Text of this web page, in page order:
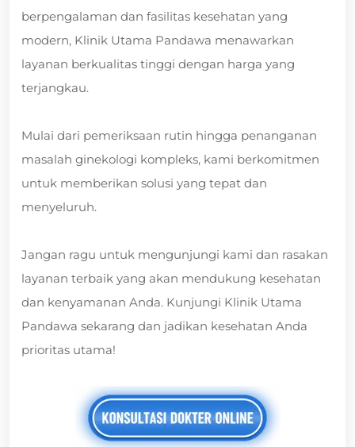
berpengalaman dan fasilitas kesehatan yang
modern, Klinik Utama Pandawa menawarkan
layanan berkualitas tinggi dengan harga yang
terjangkau.
Mulai dari pemeriksaan rutin hingga penanganan
masalah ginekologi kompleks, kami berkomitmen
untuk memberikan solusi yang tepat dan
menyeluruh.
Jangan ragu untuk mengunjungi kami dan rasakan
layanan terbaik yang akan mendukung kesehatan
dan kenyamanan Anda. Kunjungi Klinik Utama
Pandawa sekarang dan jadikan kesehatan Anda
prioritas utama!